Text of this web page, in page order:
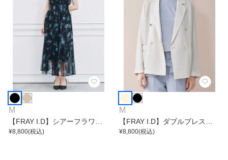
M
【FRAY I.D】シアーフラワー
プリーツワンピース
¥8,800(税込)
M
【FRAY I.D】ダブルブレスト
カラミジャケット
¥8,800(税込)